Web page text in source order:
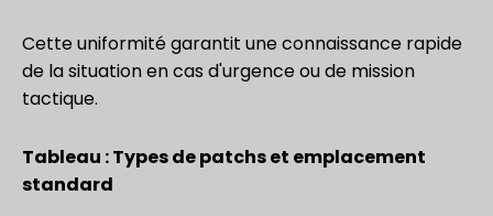
Cette uniformité garantit une connaissance rapide
de la situation en cas d'urgence ou de mission
tactique.
Tableau : Types de patchs et emplacement
standard